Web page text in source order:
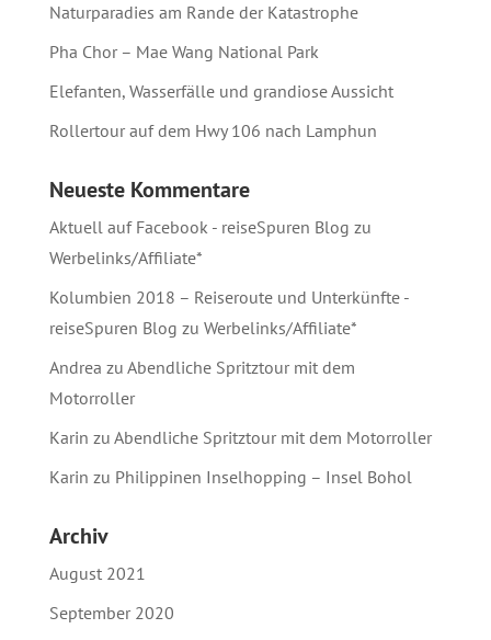
Naturparadies am Rande der Katastrophe
Pha Chor – Mae Wang National Park
Elefanten, Wasserfälle und grandiose Aussicht
Rollertour auf dem Hwy 106 nach Lamphun
Neueste Kommentare
Aktuell auf Facebook - reiseSpuren Blog zu
Werbelinks/Affiliate*
Kolumbien 2018 – Reiseroute und Unterkünfte -
reiseSpuren Blog zu Werbelinks/Affiliate*
Andrea zu Abendliche Spritztour mit dem
Motorroller
Karin zu Abendliche Spritztour mit dem Motorroller
Karin zu Philippinen Inselhopping – Insel Bohol
Archiv
August 2021
September 2020